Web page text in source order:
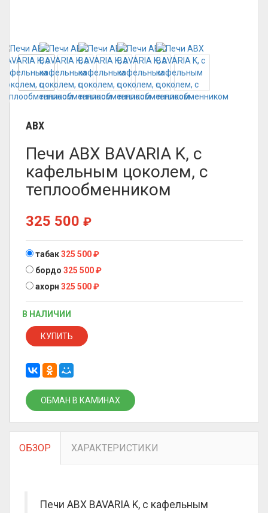
ABX
Печи ABX BAVARIA K, с
кафельным цоколем, с
теплообменником
325 500 ₽
табак325 500₽
бордо 325 500₽
ахорн 325 500₽
В НАЛИЧИИ
КУПИТЬ
ОБМАН В КАМИНАХ
ОБЗОР ХАРАКТЕРИСТИКИ
Печи ABX BAVARIA K, с кафельным